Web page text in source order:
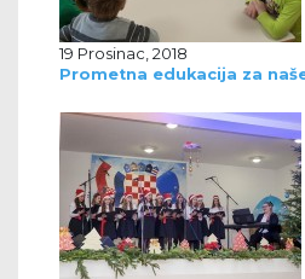
19 Prosinac, 2018
Prometna edukacija za